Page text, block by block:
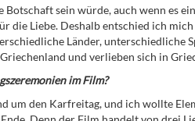
Botschaft sein würde, auch wenn es
die Liebe. Deshalb entschied ich
Länder, unterschiedliche
und verlieben sich in
im Film?
um den Karfreitag, und ich wollte